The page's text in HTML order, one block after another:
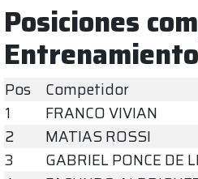
Posiciones
Pos Competidor
1
FRANCO VIVIAN
2
MATIAS ROSSI
3
GABRIEL PONCE DE